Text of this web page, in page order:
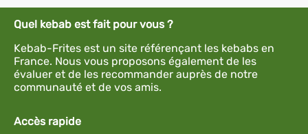
Quel kebab est fait pour vous ?
Kebab-Frites est un site référençant les kebabs en
France. Nous vous proposons également de les
évaluer et de les recommander auprès de notre
communauté et de vos amis.
Accès rapide